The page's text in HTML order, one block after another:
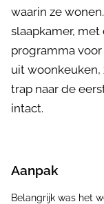
waarin ze
slaapkamer,
programma
uit woonkeuken,
trap naar de
intact.
Aanpak
Belangrijk was het